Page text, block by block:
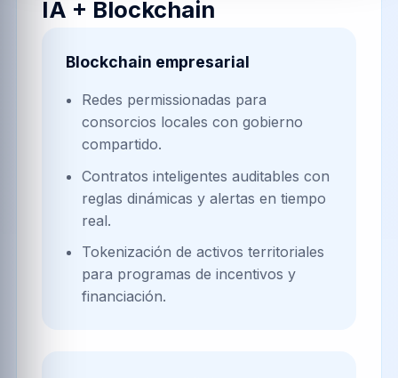
IA + Blockchain
Blockchain empresarial
Redes permissionadas para
consorcios locales con gobierno
compartido.
Contratos inteligentes auditables con
reglas dinámicas y alertas en tiempo
real.
Tokenización de activos territoriales
para programas de incentivos y
financiación.